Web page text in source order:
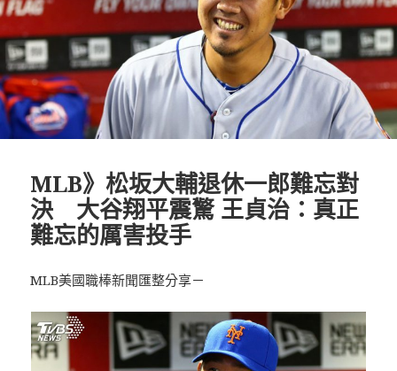
MLB》松坂大輔退休一郎難忘對
決 大谷翔平震驚 王貞治：真正
難忘的厲害投手
MLB美國職棒新聞匯整分享－